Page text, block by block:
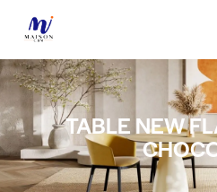
TABLE NEW